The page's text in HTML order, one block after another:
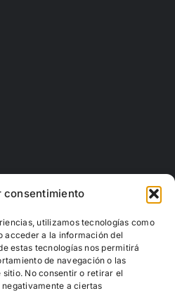
consentimiento
utilizamos tecnologías como
acceder a la información del
estas tecnologías nos permitirá
de navegación o las
No consentir o retirar el
a ciertas